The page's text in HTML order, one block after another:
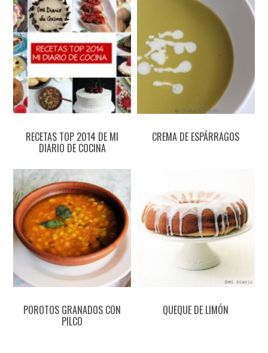
RECETAS TOP 2014 DE MI
DIARIO DE COCINA
CREMA DE ESPÁRRAGOS
POROTOS GRANADOS CON
PILCO
QUEQUE DE LIMÓN